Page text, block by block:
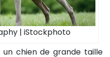
| iStockphoto
un chien de grande taille